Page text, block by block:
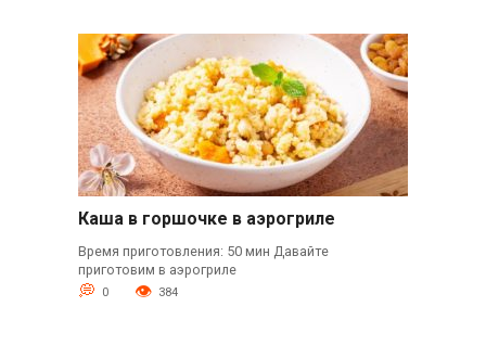
Каша в горшочке в аэрогриле
Время приготовления: 50 мин Давайте
приготовим в аэрогриле
0 384